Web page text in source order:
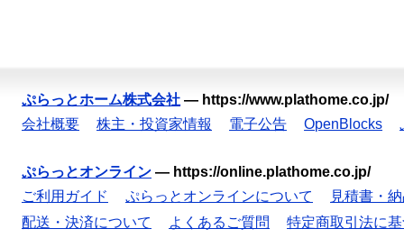
ぷらっとホーム株式会社 — https://www.plathome.co.jp/
会社概要
株主・投資家情報 電子公告 OpenBlocks
ぷらっとオンライン — https://online.plathome.co.jp/
ご利用ガイド
ぷらっとオンラインについて
見積書・
配送・決済について
よくあるご質問
特定商取引法に